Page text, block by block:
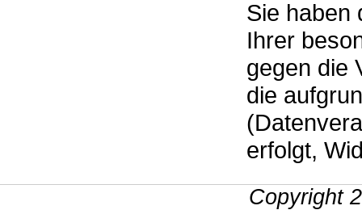
Sie haben
Ihrer
gegen die
die
erfolgt,
Copyright